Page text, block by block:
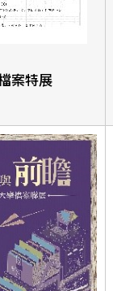
案特展